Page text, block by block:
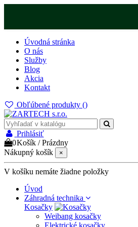
Úvodná stránka
O nás
Služby
Blog
Akcia
Kontakt
Obľúbené produkty ()
Prihlásiť
0Košík /Prázdny
Nákupný košík
×
V košíku nemáte žiadne položky
Úvod
Záhradná technika
Kosačky
Weibang kosačky
Elektrické kosačky